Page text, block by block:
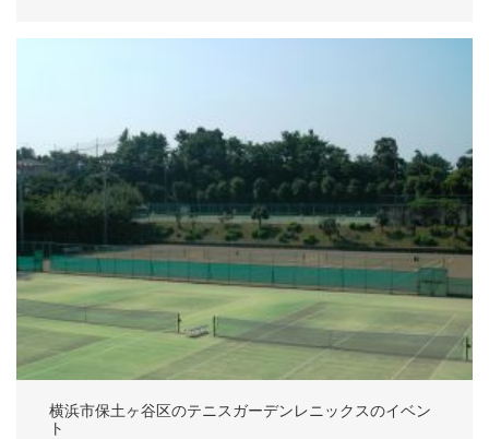
横浜市保土ヶ谷区のテニスガーデンレニックスのイベン
ト